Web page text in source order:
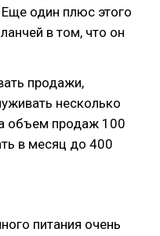
один плюс этого
в том, что он
продажи,
несколько
объем продаж 100
в месяц до 400
питания очень